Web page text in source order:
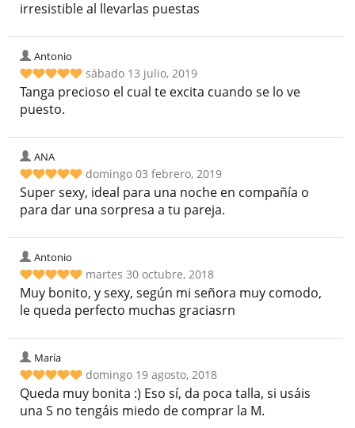
irresistible al llevarlas puestas
Antonio
sábado 13 julio, 2019
Tanga precioso el cual te excita cuando se lo ve
puesto.
ANA
domingo 03 febrero, 2019
Super sexy, ideal para una noche en compañía o
para dar una sorpresa a tu pareja.
Antonio
martes 30 octubre, 2018
Muy bonito, y sexy, según mi señora muy comodo,
le queda perfecto muchas graciasrn
María
domingo 19 agosto, 2018
Queda muy bonita :) Eso sí, da poca talla, si usáis
una S no tengáis miedo de comprar la M.